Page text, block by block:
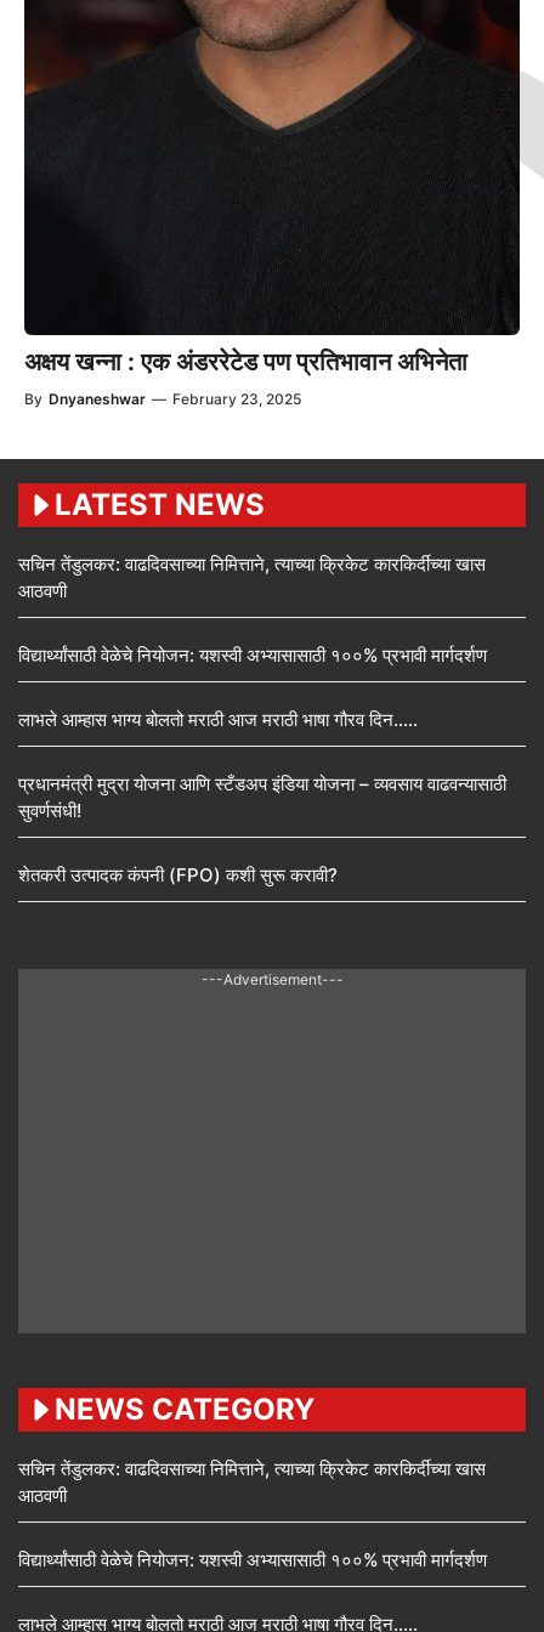
अक्षय खन्ना : एक अंडररेटेड पण प्रतिभावान अभिनेता
By Dnyaneshwar — February 23, 2025
LATEST NEWS
सचिन तेंडुलकर: वाढदिवसाच्या निमित्ताने, त्याच्या क्रिकेट कारकिर्दीच्या खास
आठवणी
विद्यार्थ्यांसाठी वेळेचे नियोजन: यशस्वी अभ्यासासाठी १००% प्रभावी मार्गदर्शण
लाभले आम्हास भाग्य बोलतो मराठी आज मराठी भाषा गौरव दिन…..
प्रधानमंत्री मुद्रा योजना आणि स्टँडअप इंडिया योजना – व्यवसाय वाढवन्यासाठी
सुवर्णसंधी!
शेतकरी उत्पादक कंपनी (FPO) कशी सुरू करावी?
---Advertisement---
NEWS CATEGORY
सचिन तेंडुलकर: वाढदिवसाच्या निमित्ताने, त्याच्या क्रिकेट कारकिर्दीच्या खास
आठवणी
विद्यार्थ्यांसाठी वेळेचे नियोजन: यशस्वी अभ्यासासाठी १००% प्रभावी मार्गदर्शण
लाभले आम्हास भाग्य बोलतो मराठी आज मराठी भाषा गौरव दिन…..